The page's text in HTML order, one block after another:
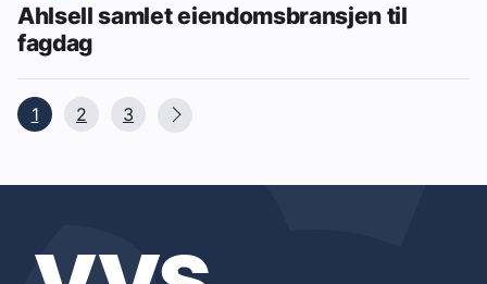
Ahlsell samlet eiendomsbransjen til
fagdag
1 2 3